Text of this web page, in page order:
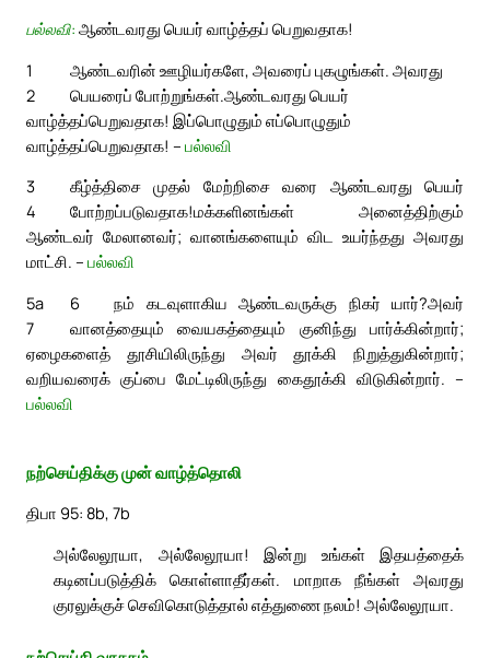
பல்லவி: ஆண்டவரது பெயர் வாழ்த்தப் பெறுவதாக!
1
ஆண்டவரின் ஊழியர்களே, அவரைப் புகழுங்கள். அவரது
பெயரைப் போற்றுங்கள்.
2
ஆண்டவரது பெயர்
வாழ்த்தப்பெறுவதாக! இப்பொழுதும் எப்பொழுதும்
வாழ்த்தப்பெறுவதாக! – பல்லவி
3
கீழ்த்திசை முதல் மேற்றிசை வரை ஆண்டவரது பெயர்
போற்றப்படுவதாக!
4
மக்களினங்கள் அனைத்திற்கும்
ஆண்டவர் மேலானவர்; வானங்களையும் விட உயர்ந்தது அவரது
மாட்சி. – பல்லவி
5a
நம் கடவுளாகிய ஆண்டவருக்கு நிகர் யார்?
6
அவர்
வானத்தையும் வையகத்தையும் குனிந்து பார்க்கின்றார்;
7
ஏழைகளைத் தூசியிலிருந்து அவர் தூக்கி நிறுத்துகின்றார்;
வறியவரைக் குப்பை மேட்டிலிருந்து கைதூக்கி விடுகின்றார். –
பல்லவி
நற்செய்திக்கு முன் வாழ்த்தொலி
திபா 95: 8b, 7b
அல்லேலூயா, அல்லேலூயா! இன்று உங்கள் இதயத்தைக்
கடினப்படுத்திக் கொள்ளாதீர்கள். மாறாக நீங்கள் அவரது
குரலுக்குச் செவிகொடுத்தால் எத்துணை நலம்! அல்லேலூயா.